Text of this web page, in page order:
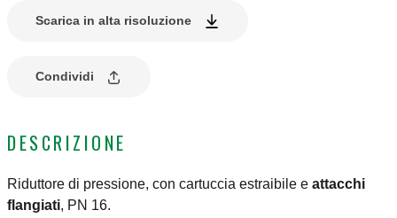
Scarica in alta risoluzione
Condividi
DESCRIZIONE
Riduttore di pressione, con cartuccia estraibile e attacchi
flangiati, PN 16.